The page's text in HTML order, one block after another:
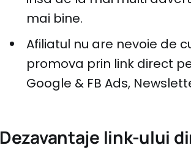
mai bine.
Afiliatul nu are nevoie de
promova prin link direct
Google & FB Ads,
Dezavantaje link-ului